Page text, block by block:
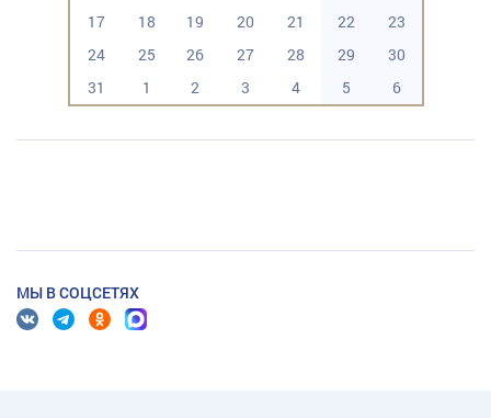
17
18 19 20 21 22
23
24
25 26 27 28 29
30
31
1 2 3 4 5 6
МЫ В СОЦСЕТЯХ